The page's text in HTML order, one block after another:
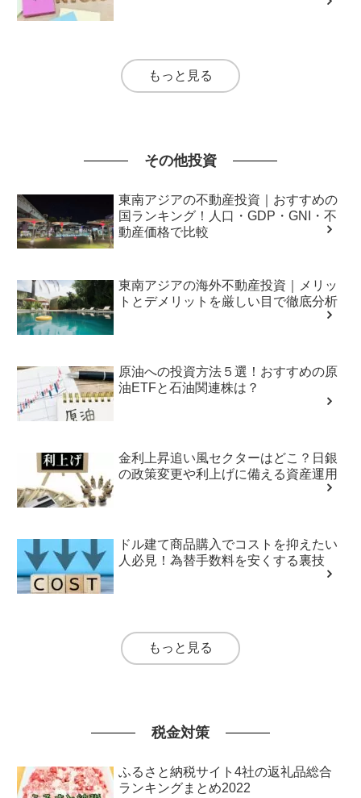
もっと見る
その他投資
東南アジアの不動産投資｜おすすめの
国ランキング！人口・GDP・GNI・不
動産価格で比較
東南アジアの海外不動産投資｜メリッ
トとデメリットを厳しい目で徹底分析
原油への投資方法５選！おすすめの原
油ETFと石油関連株は？
金利上昇追い風セクターはどこ？日銀
の政策変更や利上げに備える資産運用
ドル建て商品購入でコストを抑えたい
人必見！為替手数料を安くする裏技
もっと見る
税金対策
ふるさと納税サイト4社の返礼品総合
ランキングまとめ2022